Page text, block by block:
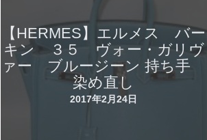
【HERMES】エルメス バー
キン ３５ ヴォー・ガリヴ
ァー ブルージーン 持ち手
染め直し
2017年2月24日